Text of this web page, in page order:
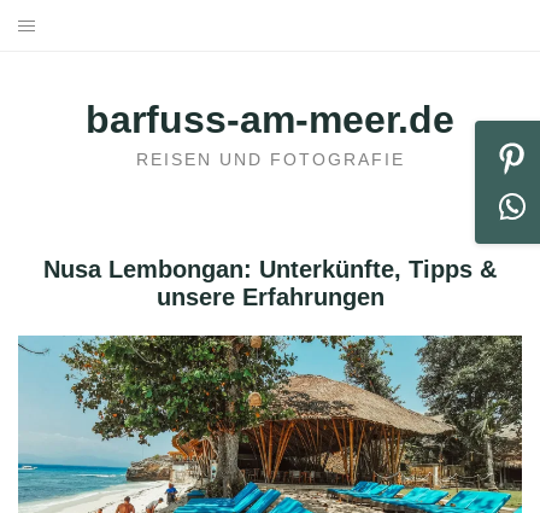
barfuss-am-meer.de
REISEN UND FOTOGRAFIE
Nusa Lembongan: Unterkünfte, Tipps &
unsere Erfahrungen
HOTELS BUCHEN
ÜBER UNS
KONTAKT
KOOPERATION